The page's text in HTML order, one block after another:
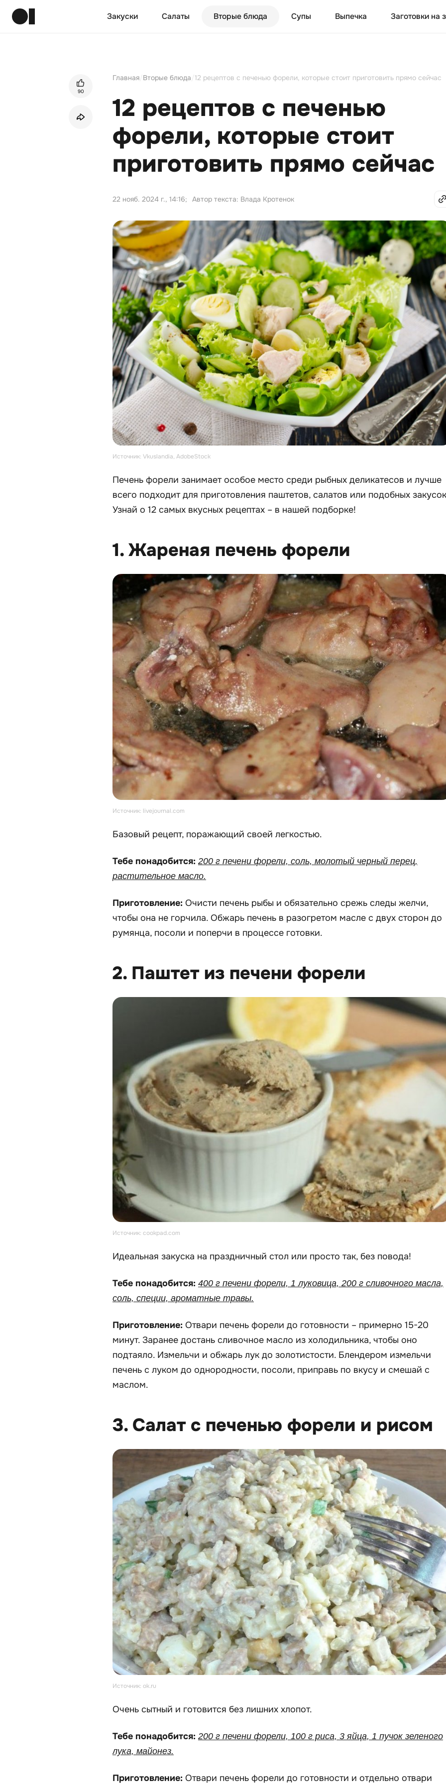
Закуски Салаты Вторые блюда Супы Выпечка Заготовки на
90
Главная Вторые блюда 12 рецептов с печенью форели, которые стоит приготовить прямо сейчас
12 рецептов с печенью
форели, которые стоит
приготовить прямо сейчас
22 нояб. 2024 г., 14:16; Автор текста: Влада Кротенок
Источник: Vkuslandia, AdobeStock
Печень форели занимает особое место среди рыбных деликатесов и лучше
всего подходит для приготовления паштетов, салатов или подобных
Узнай о 12 самых вкусных рецептах – в нашей подборке!
1. Жареная печень форели
Источник: livejournal.com
Базовый рецепт, поражающий своей легкостью.
Тебе понадобится: 200 г печени форели, соль, молотый черный перец,
растительное масло.
Приготовление: Очисти печень рыбы и обязательно срежь следы желчи,
чтобы она не горчила. Обжарь печень в разогретом масле с двух сторон до
румянца, посоли и поперчи в процессе готовки.
2. Паштет из печени форели
Источник: cookpad.com
Идеальная закуска на праздничный стол или просто так, без повода!
Тебе понадобится: 400 г печени форели, 1 луковица, 200 г сливочного масла,
соль, специи, ароматные травы.
Приготовление: Отвари печень форели до готовности – примерно 15-20
минут. Заранее достань сливочное масло из холодильника, чтобы оно
подтаяло. Измельчи и обжарь лук до золотистости. Блендером измельчи
печень с луком до однородности, посоли, приправь по вкусу и смешай с
маслом.
3. Салат с печенью форели и рисом
Источник: ok.ru
Очень сытный и готовится без лишних хлопот.
Тебе понадобится: 200 г печени форели, 100 г риса, 3 яйца, 1 пучок зеленого
лука, майонез.
Приготовление: Отвари печень форели до готовности и отдельно отвари